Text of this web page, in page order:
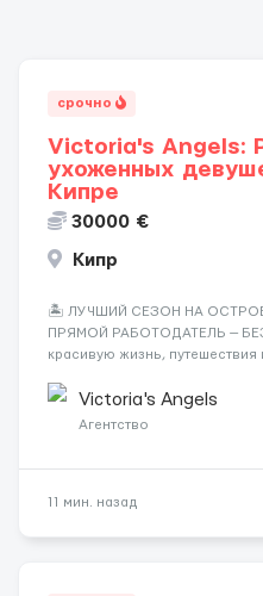
срочно
Victoria's Angels:
ухоженных
Кипре
30000 €
Кипр
🏝️ ЛУЧШИЙ СЕЗОН НА
ПРЯМОЙ РАБОТОДАТЕЛЬ —
красивую жизнь,
Опытная команда с годами
клиентов (без ...
Victoria's Angels
Агентство
11 мин. назад